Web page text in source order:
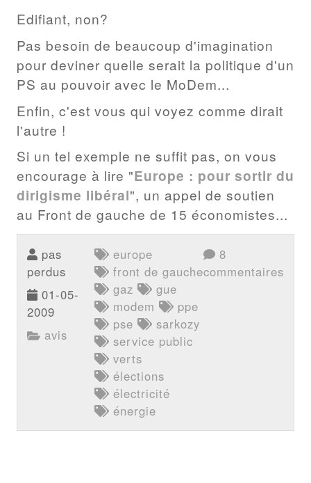
Edifiant, non?
Pas besoin de beaucoup d'imagination
pour deviner quelle serait la politique d'un
PS au pouvoir avec le MoDem...
Enfin, c'est vous qui voyez comme dirait
l'autre !
Si un tel exemple ne suffit pas, on vous
encourage à lire "Europe : pour sortir du
dirigisme libéral", un appel de soutien
au Front de gauche de 15 économistes...
pas
perdus
01-05-
2009
avis
europe
front de gauche
gaz
gue
modem
ppe
pse
sarkozy
service public
verts
élections
électricité
énergie
8
commentaires